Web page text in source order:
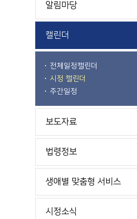
알림마당
캘린더
전체일정캘린더
시정 캘린더
주간일정
보도자료
법령정보
생애별 맞춤형 서비스
시정소식